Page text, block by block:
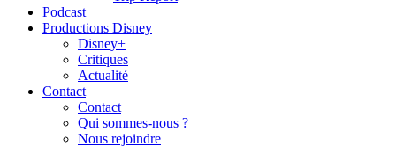
Podcast
Productions Disney
Disney+
Critiques
Actualité
Contact
Contact
Qui sommes-nous ?
Nous rejoindre